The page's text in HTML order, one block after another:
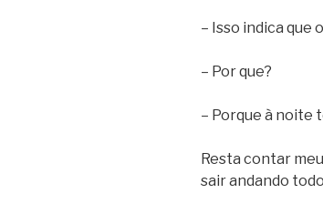
– Isso indica que
– Por que?
– Porque à noite
Resta contar
sair andando